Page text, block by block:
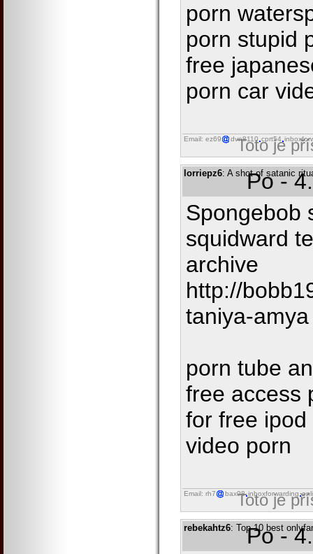
porn
porn stupid
free
porn car
Email: ez69 dvn8110 cprt54
Toto je
lorriepz6: A shot of satanic
Po -
Spongebob
squidward
archive
http://
taniya-amya
porn tube
free access
for free
video porn
Email: rh7 bax98 inboxforwarding
Toto je
rebekahtz6: Top 10 best
Po -